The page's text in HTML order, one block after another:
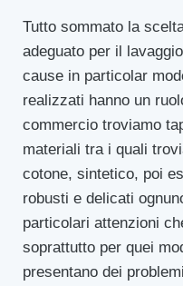
Tutto sommato la
adeguato per il
cause in particolar
realizzati hanno un
commercio troviamo
materiali tra i quali
cotone, sintetico, poi
robusti e delicati
particolari attenzioni
soprattutto per quei
presentano dei